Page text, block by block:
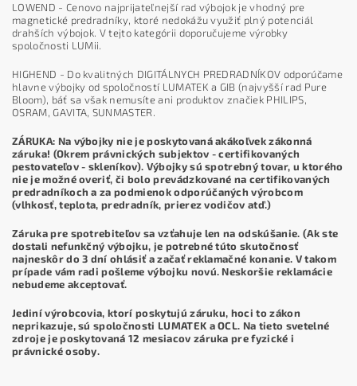
LOWEND - Cenovo najprijateľnejší rad výbojok je vhodný pre
magnetické predradníky, ktoré nedokážu využiť plný potenciál
drahších výbojok. V tejto kategórii doporučujeme výrobky
spoločnosti LUMii.
HIGHEND - Do kvalitných DIGITÁLNYCH PREDRADNÍKOV odporúčame
hlavne výbojky od spoločností LUMATEK a GIB (najvyšší rad Pure
Bloom), báť sa však nemusíte ani produktov značiek PHILIPS,
OSRAM, GAVITA, SUNMASTER.
ZÁRUKA: Na výbojky nie je poskytovaná akákoľvek zákonná
záruka! (Okrem právnických subjektov - certifikovaných
pestovateľov - skleníkov). Výbojky sú spotrebný tovar, u ktorého
nie je možné overiť, či bolo prevádzkované na certifikovaných
predradníkoch a za podmienok odporúčaných výrobcom
(vlhkosť, teplota, predradník, prierez vodičov atď.)
Záruka pre spotrebiteľov sa vzťahuje len na odskúšanie. (Ak ste
dostali nefunkčný výbojku, je potrebné túto skutočnosť
najneskôr do 3 dní ohlásiť a začať reklamačné konanie. V takom
prípade vám radi pošleme výbojku novú. Neskoršie reklamácie
nebudeme akceptovať.
Jediní výrobcovia, ktorí poskytujú záruku, hoci to zákon
neprikazuje, sú spoločnosti LUMATEK a OCL. Na tieto svetelné
zdroje je poskytovaná 12 mesiacov záruka pre fyzické i
právnické osoby.